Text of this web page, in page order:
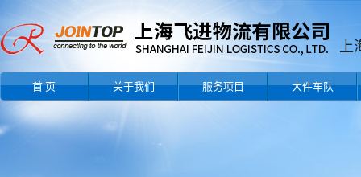
上
首 页 关于我们 服务项目 大件车队